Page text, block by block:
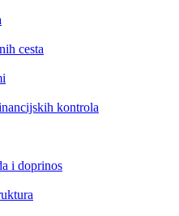
cesta
kontrola
i doprinos